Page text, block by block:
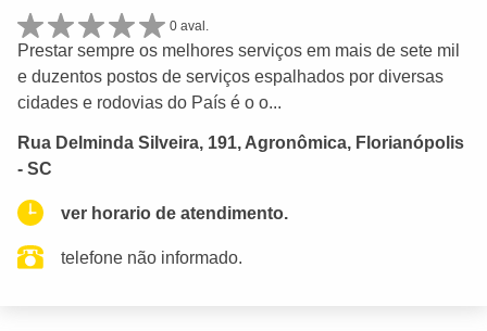
0 aval.
Prestar sempre os melhores serviços em mais de sete mil
e duzentos postos de serviços espalhados por diversas
cidades e rodovias do País é o o...
Rua Delminda Silveira, 191, Agronômica, Florianópolis
- SC
ver horario de atendimento.
telefone não informado.